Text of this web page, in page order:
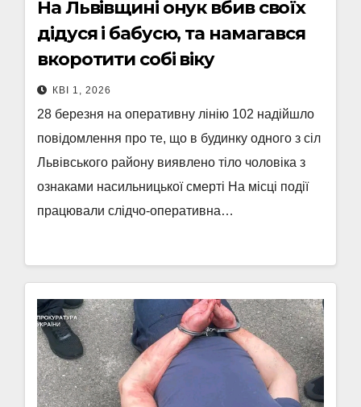
На Львівщині онук вбив своїх
дідуся і бабусю, та намагався
вкоротити собі віку
КВІ 1, 2026
28 березня на оперативну лінію 102 надійшло
повідомлення про те, що в будинку одного з сіл
Львівського району виявлено тіло чоловіка з
ознаками насильницької смерті На місці події
працювали слідчо-оперативна…